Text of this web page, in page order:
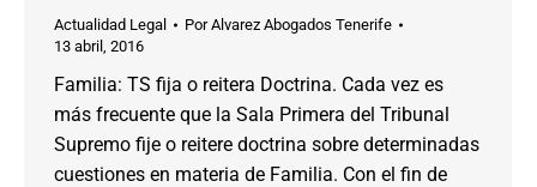
Actualidad Legal PorAlvarez Abogados Tenerife
13 abril, 2016
Familia: TS fija o reitera Doctrina. Cada vez es
más frecuente que la Sala Primera del Tribunal
Supremo fije o reitere doctrina sobre determinadas
cuestiones en materia de Familia. Con el fin de